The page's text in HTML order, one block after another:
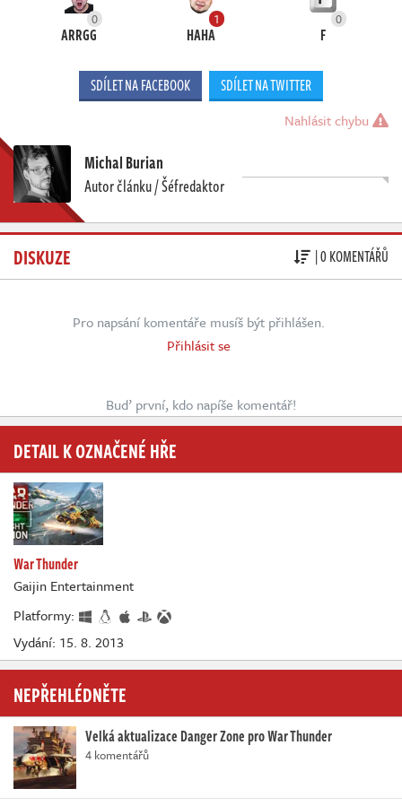
0
ARRGG
1
HAHA
0
F
SDÍLET NA FACEBOOK SDÍLET NA TWITTER
Nahlásit chybu
Michal Burian
Autor článku / Šéfredaktor
DISKUZE | 0 KOMENTÁŘŮ
Pro napsání komentáře musíš být přihlášen.
Přihlásit se
Buď první, kdo napíše komentář!
DETAIL K OZNAČENÉ HŘE
War Thunder
Gaijin Entertainment
Platformy:
Vydání: 15. 8. 2013
NEPŘEHLÉDNĚTE
Velká aktualizace Danger Zone pro War Thunder
4 komentářů